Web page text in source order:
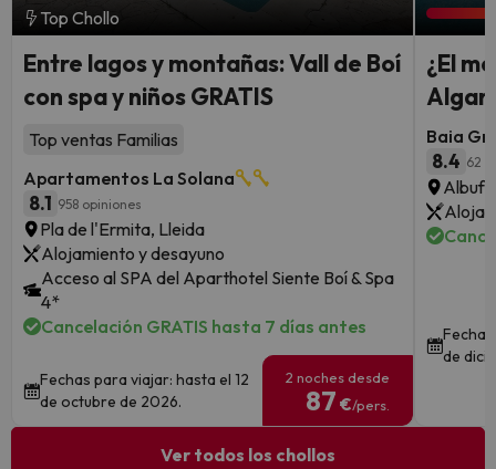
Top Chollo
Entre lagos y montañas: Vall de Boí
con spa y niños GRATIS
Top ventas Familias
Apartamentos La Solana
8.1 958 opiniones
Pla de l'Ermita, Lleida
Alojamiento y desayuno
Acceso al SPA del Aparthotel Siente Boí & Spa
4*
Cancelación GRATIS hasta 7 días antes
Fechas para viajar: hasta el 12
de octubre de 2026.
2 noches desde
87 €/pers.
¿El
Baia
8.4 62
de
Ver todos los chollos